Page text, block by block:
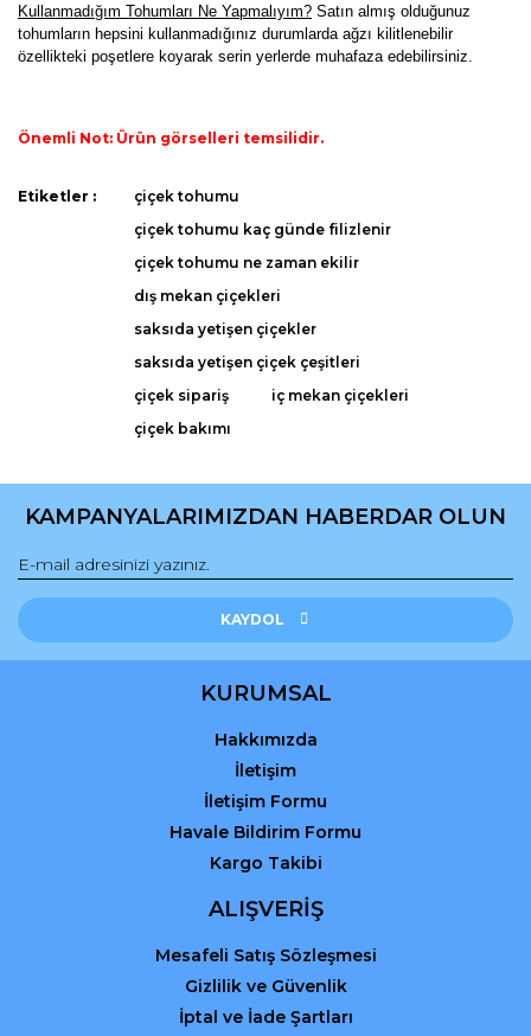
Kullanmadığım Tohumları Ne Yapmalıyım? Satın almış olduğunuz
tohumların hepsini kullanmadığınız durumlarda ağzı kilitlenebilir
özellikteki poşetlere koyarak serin yerlerde muhafaza edebilirsiniz.
Önemli Not: Ürün görselleri temsilidir.
Bu ürüne ilk yorumu siz yapın!
Yorum Yaz
Bu ürünün fiyat bilgisi, resim, ürün açıklamalarında ve diğer
kullanarak tarafımıza iletebilirsiniz.
Görüş ve önerileriniz için teşekkür ederiz.
Ürün resmi kalitesiz, bozuk veya görüntülenemiyor.
Ürün açıklamasında eksik bilgiler bulunuyor.
Ürün bilgilerinde hatalar bulunuyor.
Ürün fiyatı diğer sitelerden daha pahalı.
Etiketler :
çiçek tohumu
çiçek tohumu kaç günde filizlenir
çiçek tohumu ne zaman ekilir
dış mekan çiçekleri
saksıda yetişen çiçekler
saksıda yetişen çiçek çeşitleri
çiçek sipariş
iç mekan çiçekleri
çiçek bakımı
KAMPANYALARIMIZDAN HABERDAR OLUN
KAYDOL
KURUMSAL
Hakkımızda
İletişim
İletişim Formu
Havale Bildirim Formu
Kargo Takibi
ALIŞVERİŞ
Mesafeli Satış Sözleşmesi
Gizlilik ve Güvenlik
İptal ve İade Şartları